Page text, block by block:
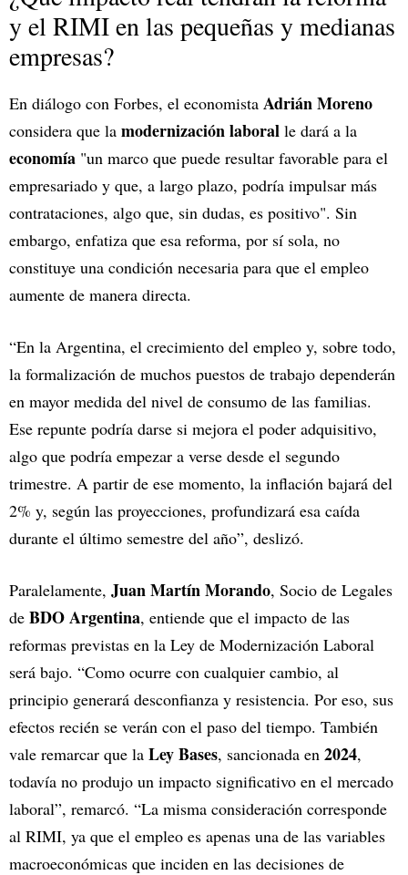
y el RIMI en las pequeñas y medianas
empresas?
En diálogo con Forbes, el economista Adrián Moreno
considera que la modernización laboral le dará a la
economía "un marco que puede resultar favorable para el
empresariado y que, a largo plazo, podría impulsar más
contrataciones, algo que, sin dudas, es positivo". Sin
embargo, enfatiza que esa reforma, por sí sola, no
constituye una condición necesaria para que el empleo
aumente de manera directa.
“En la Argentina, el crecimiento del empleo y, sobre todo,
la formalización de muchos puestos de trabajo dependerán
en mayor medida del nivel de consumo de las familias.
Ese repunte podría darse si mejora el poder adquisitivo,
algo que podría empezar a verse desde el segundo
trimestre. A partir de ese momento, la inflación bajará del
2% y, según las proyecciones, profundizará esa caída
durante el último semestre del año”, deslizó.
Paralelamente, Juan Martín Morando, Socio de Legales
de BDO Argentina, entiende que el impacto de las
reformas previstas en la Ley de Modernización Laboral
será bajo. “Como ocurre con cualquier cambio, al
principio generará desconfianza y resistencia. Por eso, sus
efectos recién se verán con el paso del tiempo. También
vale remarcar que la Ley Bases, sancionada en 2024,
todavía no produjo un impacto significativo en el mercado
laboral”, remarcó. “La misma consideración corresponde
al RIMI, ya que el empleo es apenas una de las variables
macroeconómicas que inciden en las decisiones de